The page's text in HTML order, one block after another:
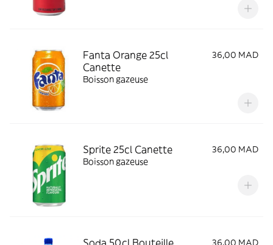
Fanta Orange 25cl
Canette
36,00 MAD
Boisson gazeuse
Sprite 25cl Canette
36,00 MAD
Boisson gazeuse
Soda 50cl Bouteille 36,00 MAD